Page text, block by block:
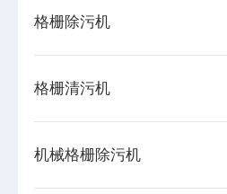
格栅除污机
格栅清污机
机械格栅除污机